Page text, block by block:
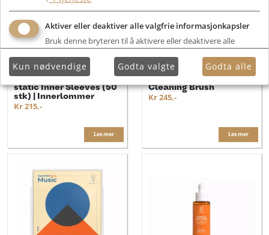
HumminGuru 12" Anti-
static Inner Sleeves (50
stk) | Innerlommer
Kr 215,-
Les mer
HumminGuru Stylus
Cleaning Brush
Kr 245,-
Les mer
Aktiver eller deaktiver alle valgfrie informasjonkapsler
Bruk denne bryteren til å aktivere eller deaktivere alle
Kun nødvendige Godta valgte Godta alle